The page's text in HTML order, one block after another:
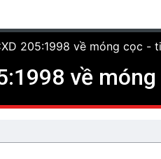
205:1998 về móng cọc -
về